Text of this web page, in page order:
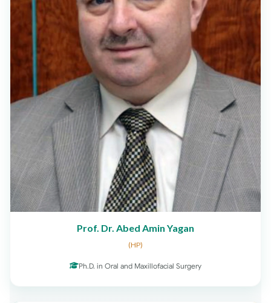
Prof. Dr. Abed Amin Yagan
(HP)
Ph.D. in Oral and Maxillofacial Surgery